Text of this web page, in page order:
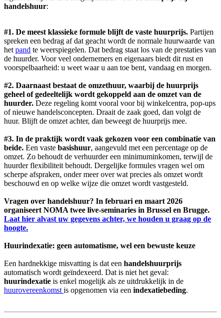
handelshuur:
#1. De meest klassieke formule blijft de vaste huurprijs. Partijen
spreken een bedrag af dat geacht wordt de normale huurwaarde van
het pand te weerspiegelen. Dat bedrag staat los van de prestaties van
de huurder. Voor veel ondernemers en eigenaars biedt dit rust en
voorspelbaarheid: u weet waar u aan toe bent, vandaag en morgen.
#2. Daarnaast bestaat de omzethuur, waarbij de huurprijs
geheel of gedeeltelijk wordt gekoppeld aan de omzet van de
huurder. Deze regeling komt vooral voor bij winkelcentra, pop-ups
of nieuwe handelsconcepten. Draait de zaak goed, dan volgt de
huur. Blijft de omzet achter, dan beweegt de huurprijs mee.
#3. In de praktijk wordt vaak gekozen voor een combinatie van
beide. Een vaste basishuur, aangevuld met een percentage op de
omzet. Zo behoudt de verhuurder een minimuminkomen, terwijl de
huurder flexibiliteit behoudt. Dergelijke formules vragen wel om
scherpe afspraken, onder meer over wat precies als omzet wordt
beschouwd en op welke wijze die omzet wordt vastgesteld.
Vragen over handelshuur? In februari en maart 2026
organiseert NOMA twee live-seminaries in Brussel en Brugge.
Laat hier alvast uw gegevens achter, we houden u graag op de
hoogte.
Huurindexatie: geen automatisme, wel een bewuste keuze
Een hardnekkige misvatting is dat een handelshuurprijs
automatisch wordt geïndexeerd. Dat is niet het geval:
huurindexatie is enkel mogelijk als ze uitdrukkelijk in de
huurovereenkomst is opgenomen via een indexatiebeding.